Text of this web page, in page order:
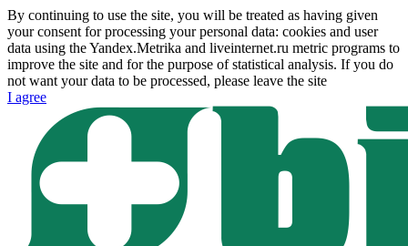
By continuing to use the site, you will be treated as having given
your consent for processing your personal data: cookies and user
data using the Yandex.Metrika and liveinternet.ru metric programs to
improve the site and for the purpose of statistical analysis. If you do
not want your data to be processed, please leave the site
I agree